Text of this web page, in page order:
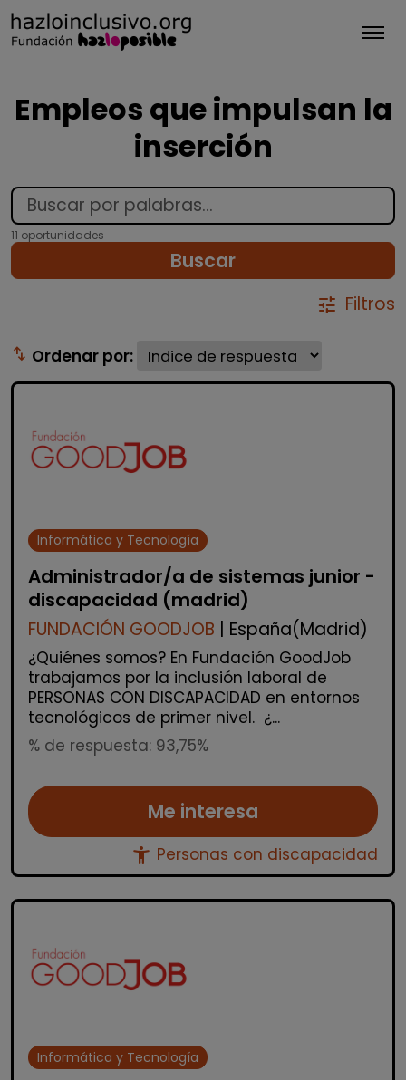
Empleos que impulsan la
inserción
11 oportunidades
Buscar
tune Filtros
swap_vert Ordenar por:
Informática y Tecnología
Administrador/a de sistemas junior -
discapacidad (madrid)
FUNDACIÓN GOODJOB | España(Madrid)
¿Quiénes somos? En Fundación GoodJob
trabajamos por la inclusión laboral de
PERSONAS CON DISCAPACIDAD en entornos
tecnológicos de primer nivel. ¿...
% de respuesta: 93,75%
Me interesa
accessibility_new Personas con discapacidad
Informática y Tecnología